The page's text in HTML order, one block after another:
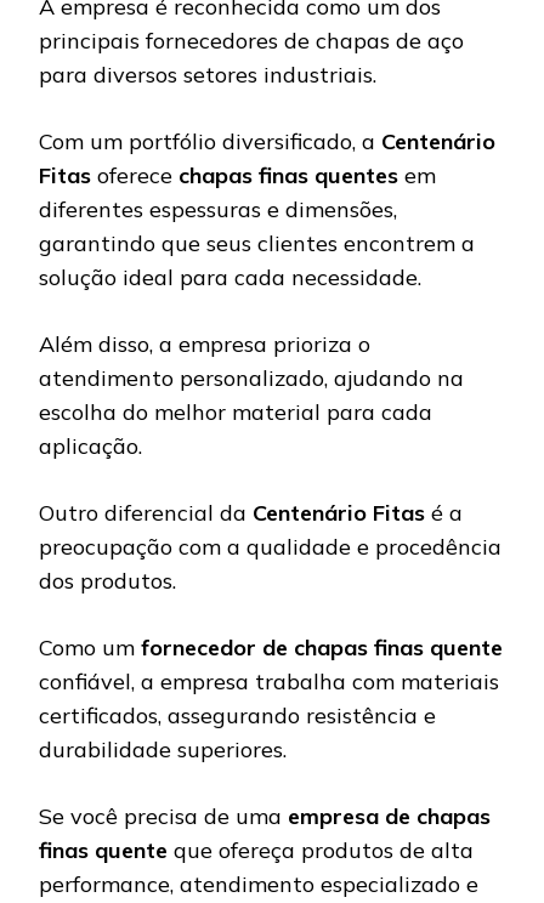
A empresa é reconhecida como um dos
principais fornecedores de chapas de aço
para diversos setores industriais.
Com um portfólio diversificado, a Centenário
Fitas oferece chapas finas quentes em
diferentes espessuras e dimensões,
garantindo que seus clientes encontrem a
solução ideal para cada necessidade.
Além disso, a empresa prioriza o
atendimento personalizado, ajudando na
escolha do melhor material para cada
aplicação.
Outro diferencial da Centenário Fitas é a
preocupação com a qualidade e procedência
dos produtos.
Como um fornecedor de chapas finas quente
confiável, a empresa trabalha com materiais
certificados, assegurando resistência e
durabilidade superiores.
Se você precisa de uma empresa de chapas
finas quente que ofereça produtos de alta
performance, atendimento especializado e